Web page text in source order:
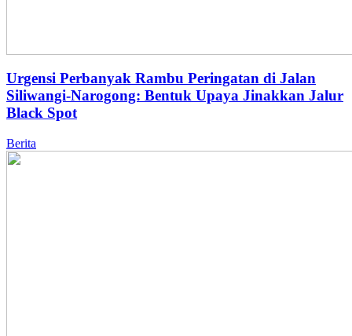
Urgensi Perbanyak Rambu Peringatan di Jalan
Siliwangi-Narogong: Bentuk Upaya Jinakkan Jalur
Black Spot
Berita